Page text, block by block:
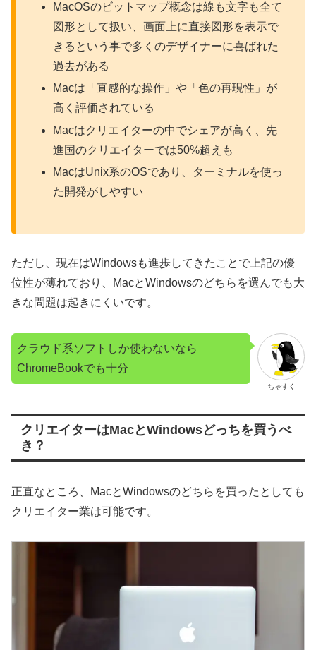
MacOSのビットマップ概念は線も文字も全て
図形として扱い、画面上に直接図形を表示で
きるという事で多くのデザイナーに喜ばれた
過去がある
Macは「直感的な操作」や「色の再現性」が
高く評価されている
Macはクリエイターの中でシェアが高く、先
進国のクリエイターでは50%超えも
MacはUnix系のOSであり、ターミナルを使っ
た開発がしやすい
ただし、現在はWindowsも進歩してきたことで上記の優
位性が薄れており、MacとWindowsのどちらを選んでも大
きな問題は起きにくいです。
ちゃすく
クラウド系ソフトしか使わないなら
ChromeBookでも十分
クリエイターはMacとWindowsどっちを買うべ
き？
正直なところ、MacとWindowsのどちらを買ったとしても
クリエイター業は可能です。